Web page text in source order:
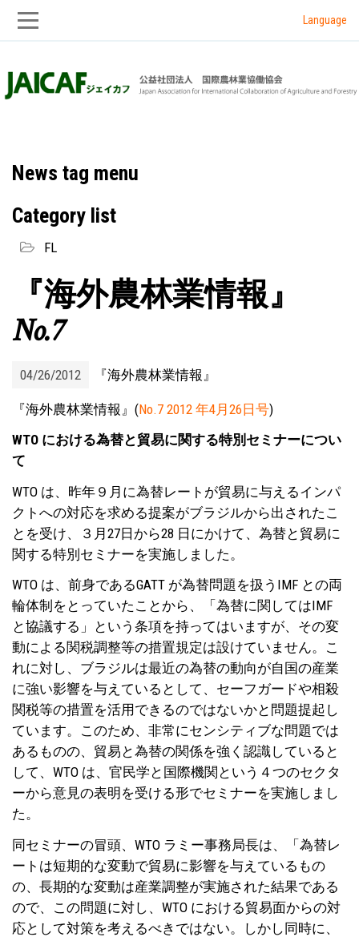
to
to
Language
News tag menu
Category list
FL
『海外農林業情報』
No.7
04/26/2012 『海外農林業情報』
『海外農林業情報』(No.7 2012 年4月26日号)
WTO における為替と貿易に関する特別セミナーについ
て
WTO は、昨年９月に為替レートが貿易に与えるインパ
クトへの対応を求める提案がブラジルから出されたこ
とを受け、３月27日から28 日にかけて、為替と貿易に
関する特別セミナーを実施しました。
WTO は、前身であるGATT が為替問題を扱うIMF との両
輪体制をとっていたことから、「為替に関してはIMF
と協議する」という条項を持ってはいますが、その変
動による関税調整等の措置規定は設けていません。こ
れに対し、ブラジルは最近の為替の動向が自国の産業
に強い影響を与えているとして、セーフガードや相殺
関税等の措置を活用できるのではないかと問題提起し
ています。このため、非常にセンシティブな問題では
あるものの、貿易と為替の関係を強く認識していると
して、WTO は、官民学と国際機関という４つのセクタ
ーから意見の表明を受ける形でセミナーを実施しまし
た。
同セミナーの冒頭、WTO ラミー事務局長は、「為替レ
ートは短期的な変動で貿易に影響を与えているもの
の、長期的な変動は産業調整が実施された結果である
ので、この問題に対し、WTO における貿易面からの対
応として対策を考えるべきではない。しかし同時に、